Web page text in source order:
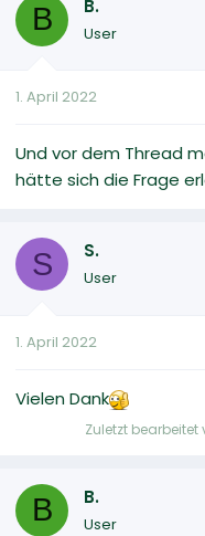
B B.
User
1. April 2022
Und vor dem Thread
hätte sich die Frage
S S.
User
1. April 2022
Vielen Dank
Zuletzt
B B.
User